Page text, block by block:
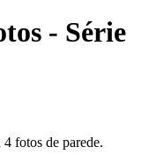
- Série
fotos de parede.